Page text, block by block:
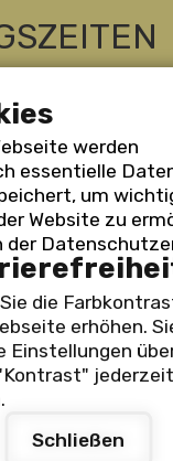
bis 12:00 Uhr
bis 12:00 Uhr
-
Barrierefreie
werden
essentielle
um
Website zu
der
die
erhöhen.
Einstellungen
jederzeit
Schließen